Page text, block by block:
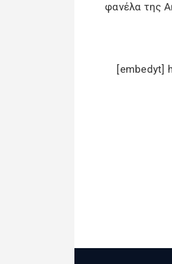
φανέλα της
[embedyt]